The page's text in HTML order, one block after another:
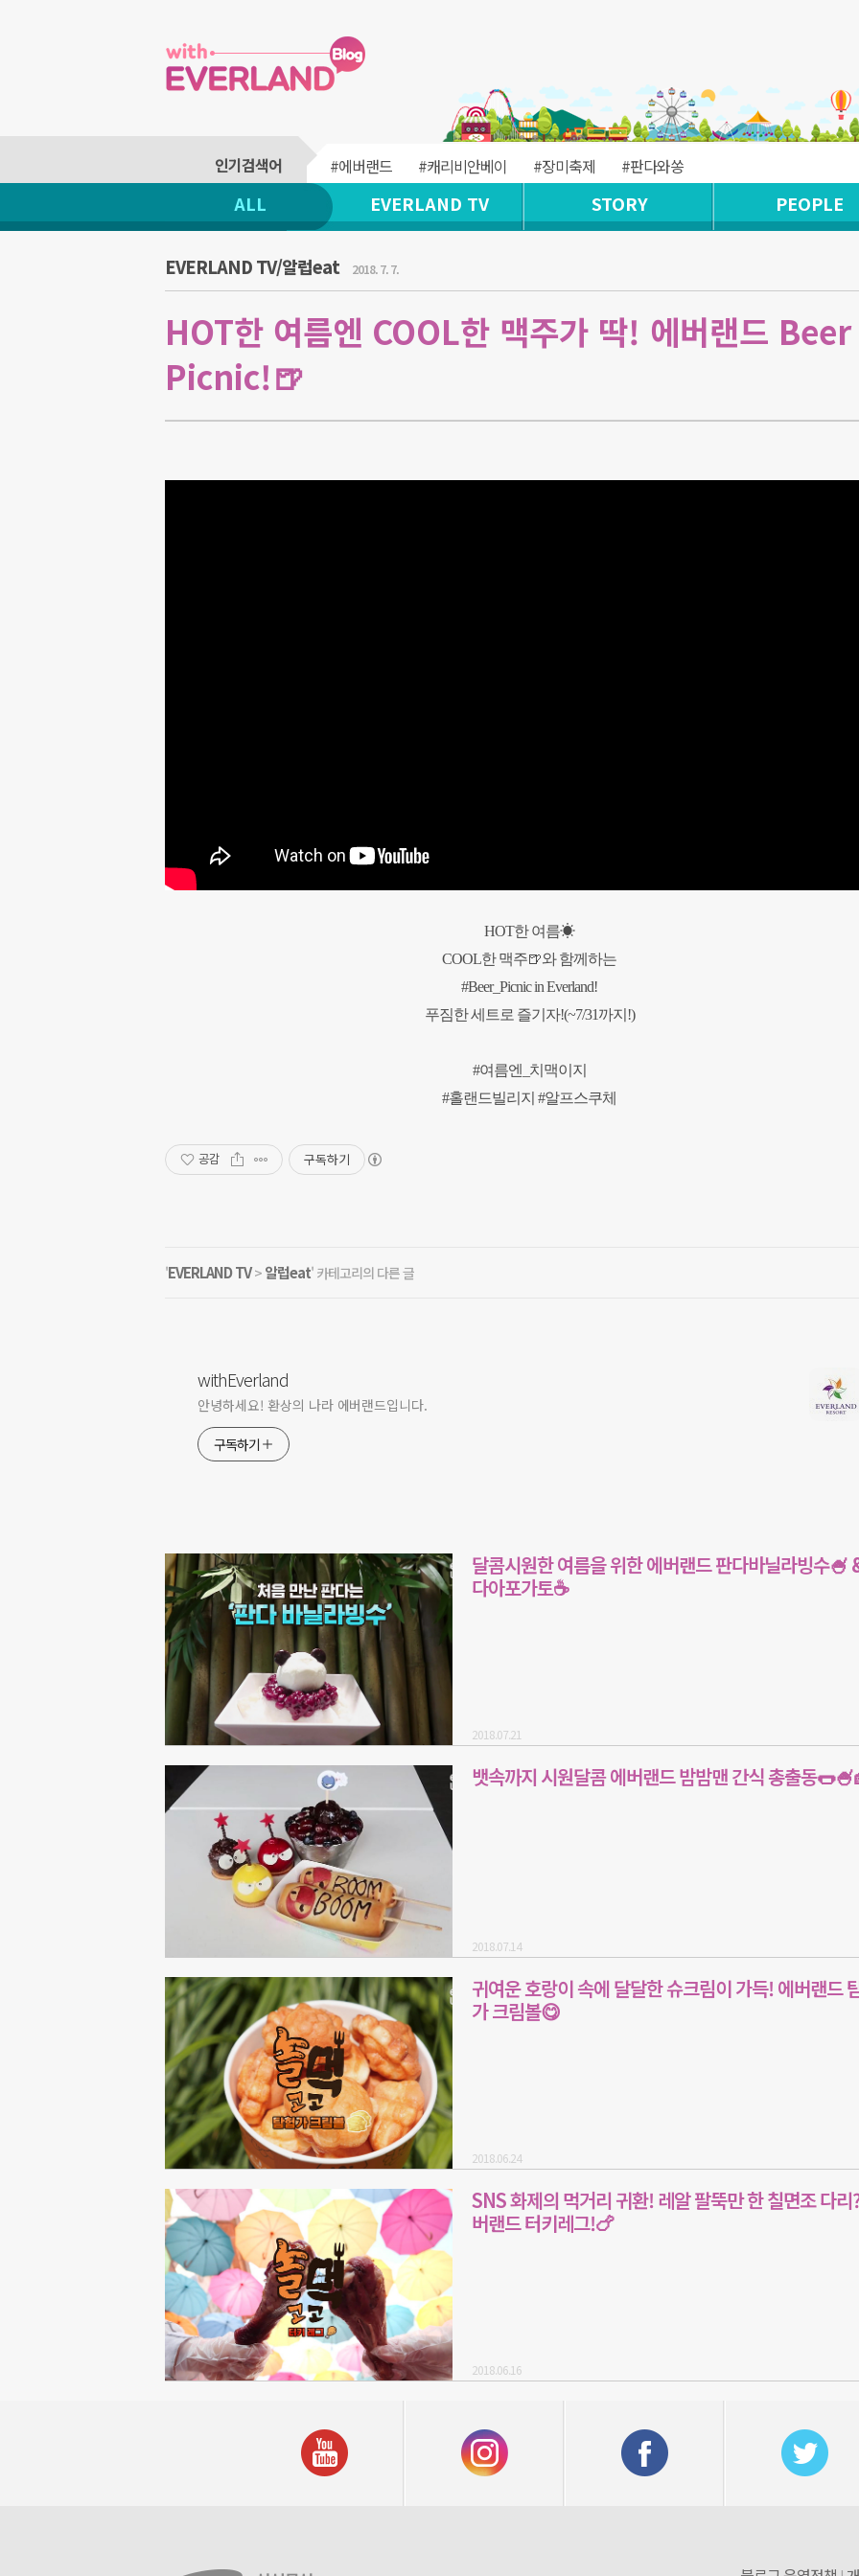
#에버랜드 #캐리비안베이 #장미축제 #판다와쏭
ALL EVERLAND TV STORY PEOPLE
EVERLAND TV/알럽eat 2018. 7. 7.
HOT한 여름엔 COOL한 맥주가 딱! 에버랜드 Beer
Picnic!🍺
HOT한 여름☀
COOL한 맥주🍺와 함께하는
#Beer_Picnic in Everland!
푸짐한 세트로 즐기자!(~7/31까지!)
#여름엔_치맥이지
#홀랜드빌리지 #알프스쿠체
공감 구독하기
'EVERLAND TV> 알럽eat' 카테고리의 다른 글
withEverland
안녕하세요! 환상의 나라 에버랜드입니다.
구독하기
달콤시원한 여름을 위한 에버랜드 판다바닐라빙수🍧
다아포가토☕
2018.07.21
뱃속까지 시원달콤 에버랜드 밤밤맨 간식 총출동
2018.07.14
귀여운 호랑이 속에 달달한 슈크림이 가득! 에버랜드
가 크림볼😋
2018.06.24
SNS 화제의 먹거리 귀환! 레알 팔뚝만 한 칠면조 다리
버랜드 터키레그!🍗
2018.06.16